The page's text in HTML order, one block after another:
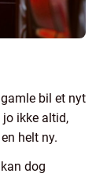
bil et nyt
jo ikke altid,
helt ny.
dog